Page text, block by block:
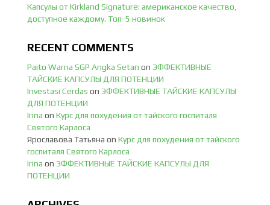
Капсулы от Kirkland Signature: американское качество,
доступное каждому. Топ-5 новинок
RECENT COMMENTS
Paito Warna SGP Angka Setan on ЭФФЕКТИВНЫЕ
ТАЙСКИЕ КАПСУЛЫ ДЛЯ ПОТЕНЦИИ
Investasi Cerdas on ЭФФЕКТИВНЫЕ ТАЙСКИЕ КАПСУЛЫ
ДЛЯ ПОТЕНЦИИ
Irina on Курс для похудения от тайского госпиталя
Святого Карлоса
Ярославова Татьяна on Курс для похудения от тайского
госпиталя Святого Карлоса
Irina on ЭФФЕКТИВНЫЕ ТАЙСКИЕ КАПСУЛЫ ДЛЯ
ПОТЕНЦИИ